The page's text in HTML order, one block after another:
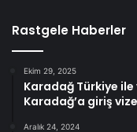
Rastgele Haberler
Ekim 29, 2025
Karadağ Türkiye ile
Karadağ’a giriş
Aralık 24, 2024